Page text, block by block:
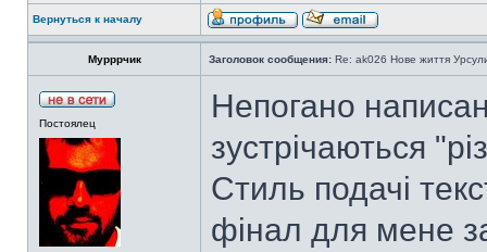
Вернуться к началу
Мурррчик Заголовок сообщения: Re: ak026 Нове життя
Постоялец
Непогано
зустрічаються
Стиль подачі
фінал для мене